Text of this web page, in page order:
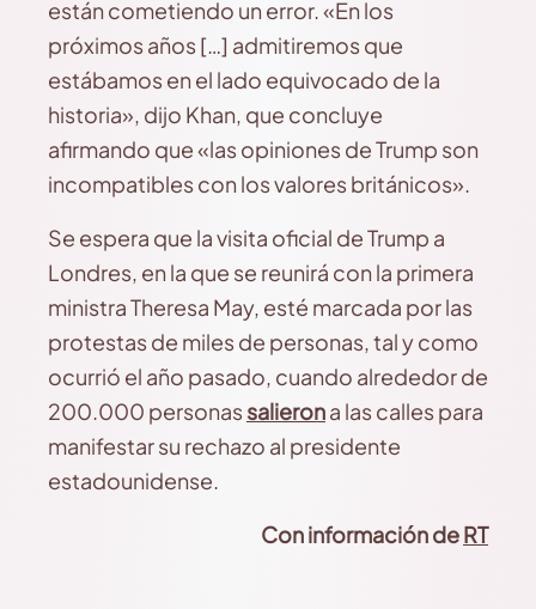
están cometiendo un error. «En los
próximos años […] admitiremos que
estábamos en el lado equivocado de la
historia», dijo Khan, que concluye
afirmando que «las opiniones de Trump son
incompatibles con los valores británicos».
Se espera que la visita oficial de Trump a
Londres, en la que se reunirá con la primera
ministra Theresa May, esté marcada por las
protestas de miles de personas, tal y como
ocurrió el año pasado, cuando alrededor de
200.000 personassalierona las calles para
manifestar su rechazo al presidente
estadounidense.
Con información deRT